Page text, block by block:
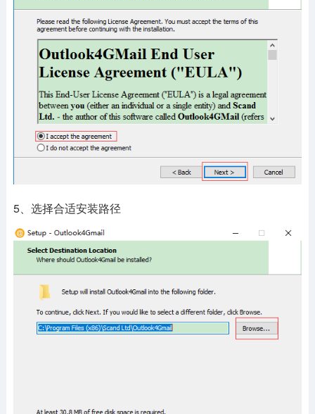
5、选择合适安装路径